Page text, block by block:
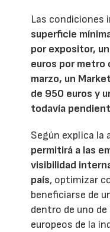
Las condiciones
superficie
por expositor,
euros por metro
marzo, un
de 950 euros y
todavía
Según explica la
permitirá a las
visibilidad
país, optimizar
beneficiarse de
dentro de uno
europeos de la